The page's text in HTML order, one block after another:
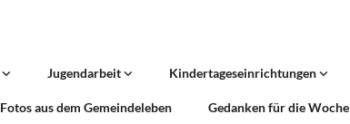
Jugendarbeit Kindertageseinrichtungen
Fotos aus dem Gemeindeleben Gedanken für die Woche